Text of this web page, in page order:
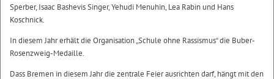
Sperber, Isaac Bashevis Singer, Yehudi Menuhin, Lea Rabin und Hans
Koschnick.
In diesem Jahr erhält die Organisation „Schule ohne Rassismus“ die Buber-
Rosenzweig-Medaille.
Dass Bremen in diesem Jahr die zentrale Feier ausrichten darf, hängt mit den